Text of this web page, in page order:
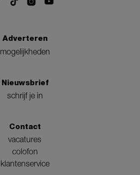
Adverteren
mogelijkheden
Nieuwsbrief
schrijf je in
Contact
vacatures
colofon
klantenservice